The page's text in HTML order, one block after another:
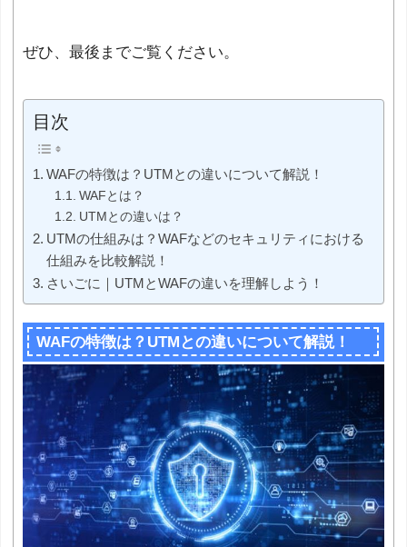
ぜひ、最後までご覧ください。
目次
WAFの特徴は？UTMとの違いについて解説！
WAFとは？
UTMとの違いは？
UTMの仕組みは？WAFなどのセキュリティにおける
仕組みを比較解説！
さいごに｜UTMとWAFの違いを理解しよう！
WAFの特徴は？UTMとの違いについて解説！